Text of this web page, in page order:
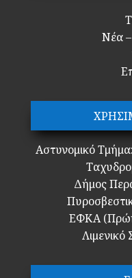
Νέα
Αστυνομικό
Δήμος
ΕΦΚΑ